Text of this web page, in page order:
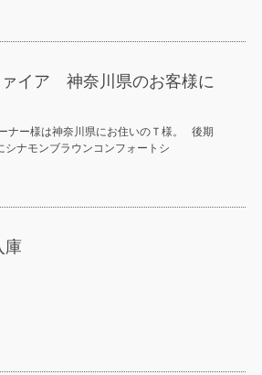
イア 神奈川県のお客様に
ナー様は神奈川県にお住いのＴ様。 後期
ナモンブラウンコンフォートシ
庫